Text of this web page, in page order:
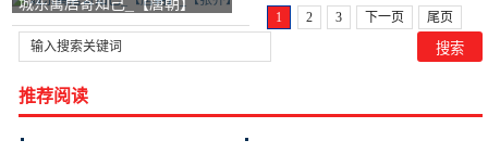
_【张乔】
1 2 3 下一页 尾页
推荐阅读